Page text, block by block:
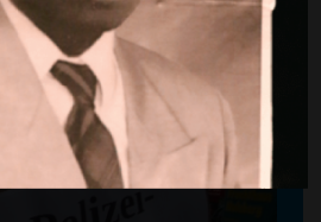
ebenso ein Recht auf